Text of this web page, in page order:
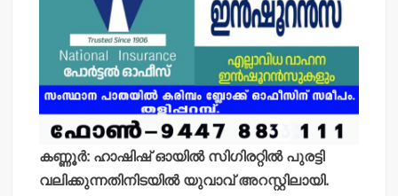
കണ്ണൂര്‍: ഹാഷിഷ് ഓയില്‍ സിഗിരറ്റില്‍ പുരട്ടി
വലിക്കുന്നതിനിടയില്‍ യുവാവ് അറസ്റ്റിലായി.